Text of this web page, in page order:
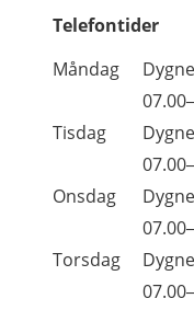
Telefontider
Dag
Öppettider
Kommentarer
Måndag
Tisdag
Onsdag
Torsdag